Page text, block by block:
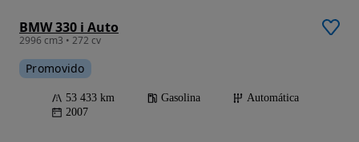
BMW 330 i Auto
2996 cm3 • 272 cv
Promovido
53 433 km Gasolina
Automática
2007